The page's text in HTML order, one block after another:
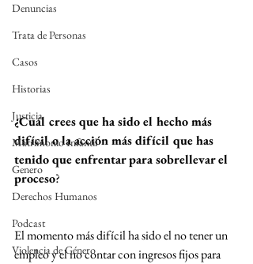
Denuncias
Trata de Personas
Casos
Historias
Justicia
Matrimonio Infantil
Genero
Derechos Humanos
Podcast
Violencia de Género
¿Cuál crees que ha sido el hecho más
difícil o la acción más difícil que has
tenido que enfrentar para sobrellevar el
proceso?
El momento más difícil ha sido el no tener un
empleo y el no contar con ingresos fijos para